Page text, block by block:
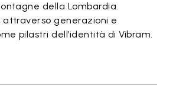
della Lombardia.
generazioni e
pilastri dell’identità di Vibram.